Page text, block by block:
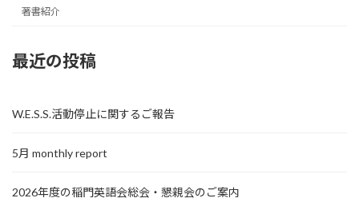
著書紹介
最近の投稿
W.E.S.S.活動停止に関するご報告
5月 monthly report
2026年度の稲門英語会総会・懇親会のご案内